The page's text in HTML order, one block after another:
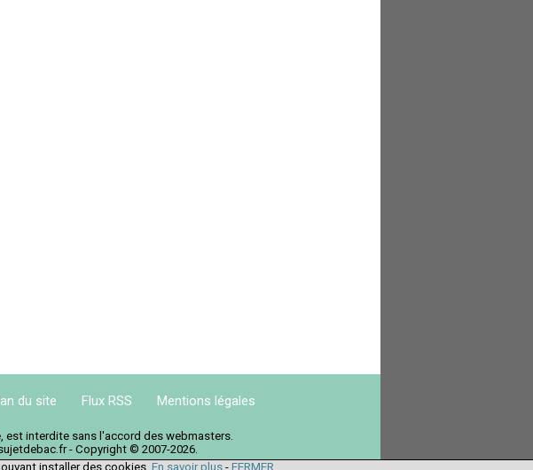
du site Flux RSS Mentions légales
est interdite sans l'accord des webmasters.
- Copyright © 2007-2026.
installer des cookies. En savoir plus- FERMER